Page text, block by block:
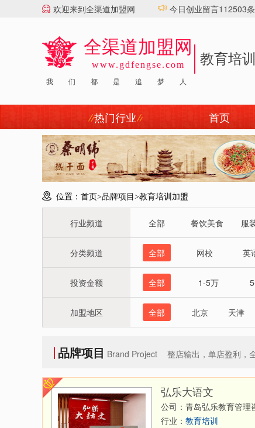
欢迎来到全渠道加盟网 今日创业留言112503条
全渠道加盟网
www.gdfengse.com
我
们 都 是 追 梦 人
教育培训
爱唱YOLO 岳灵生发 牛好牛火锅
热门行业 首页
位置： 首页>品牌项目 >教育培训加盟
行业频道 全部 餐饮美食 服
分类频道 全部 网校 英
投资金额 全部 1-5万
加盟地区 全部 北京 天津
河南
湖北
品牌项目 Brand Project 整店输出，单店盈利，
弘乐大语文
公司：青岛弘乐教育管理
行业： 教育培训